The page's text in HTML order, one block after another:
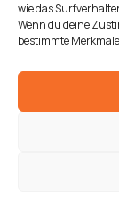
wie das
Wenn du deine
bestimmte